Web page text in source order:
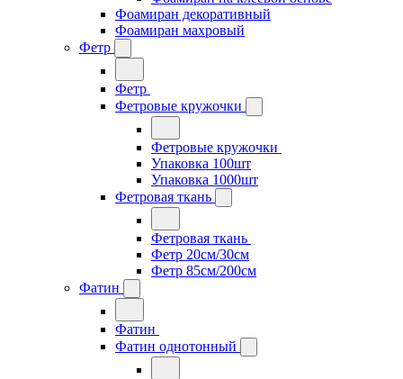
Фоамиран декоративный
Фоамиран махровый
Фетр
Фетр
Фетровые кружочки
Фетровые кружочки
Упаковка 100шт
Упаковка 1000шт
Фетровая ткань
Фетровая ткань
Фетр 20см/30см
Фетр 85см/200см
Фатин
Фатин
Фатин однотонный